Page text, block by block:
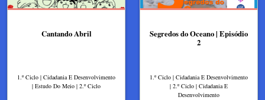
Cantando Abril
1.º Ciclo | Cidadania E Desenvolvimento
| Estudo Do Meio | 2.º Ciclo
Segredos do Oceano | Episódio
2
1.º Ciclo | Cidadania E Desenvolvimento
| 2.º Ciclo | Cidadania E
Desenvolvimento